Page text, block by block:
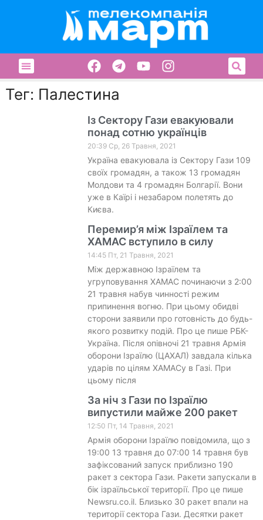
Тег: Палестина
Із Сектору Гази евакуювали
понад сотню українців
20:39 Ср, 26 Травня, 2021
Україна евакуювала із Сектору Гази 109
своїх громадян, а також 13 громадян
Молдови та 4 громадян Болгарії. Вони
уже в Каїрі і незабаром полетять до
Києва.
Перемир’я між Ізраїлем та
ХАМАС вступило в силу
14:45 Пт, 21 Травня, 2021
Між державною Ізраїлем та
угруповування ХАМАС починаючи з 2:00
21 травня набув чинності режим
припинення вогню. При цьому обидві
сторони заявили про готовність до будь-
якого розвитку подій. Про це пише РБК-
Україна. Після опівночі 21 травня Армія
оборони Ізраїлю (ЦАХАЛ) завдала кілька
ударів по цілям ХАМАСу в Газі. При
цьому після
За ніч з Гази по Ізраїлю
випустили майже 200 ракет
12:50 Пт, 14 Травня, 2021
Армія оборони Ізраїлю повідомила, що з
19:00 13 травня до 07:00 14 травня був
зафіксований запуск приблизно 190
ракет з сектора Гази. Ракети запускали в
бік ізраїльської території. Про це пише
Newsru.co.il. Близько 30 ракет впали на
території сектора Гази. Десятки ракет